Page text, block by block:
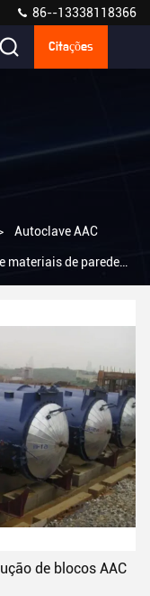
86--13338118366
Citações
Autoclave AAC
materiais de parede
de blocos AAC